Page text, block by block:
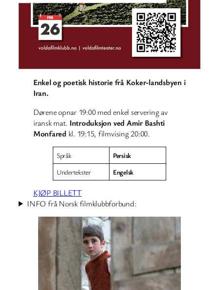
Enkel og poetisk historie frå Koker-landsbyen i
Iran.
Dørene opnar 19:00 med enkel servering av
iransk mat. Introduksjon ved Amir Bashti
Monfared kl. 19:15, filmvising 20:00.
Språk
Persisk
Undertekster
Engelsk
KJØP BILLETT
INFO frå Norsk filmklubbforbund: